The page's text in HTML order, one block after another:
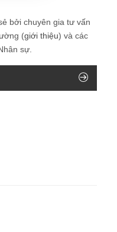
bởi chuyên gia tư vấn
(giới thiệu) và các
sự.